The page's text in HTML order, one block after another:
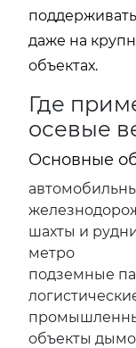
даже на
объектах.
Где
осевые
Основные
шахты и
метро
подземные
объекты